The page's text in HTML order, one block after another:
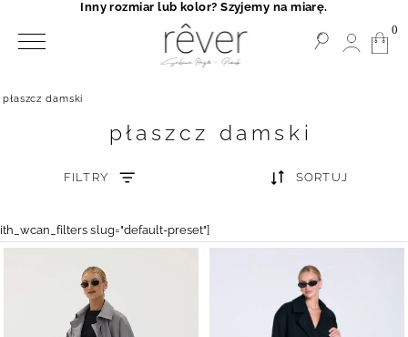
płaszcz damski
płaszcz damski
FILTRY SORTUJ
slug="default-preset"]
0
Inny rozmiar lub kolor? Szyjemy na miarę.